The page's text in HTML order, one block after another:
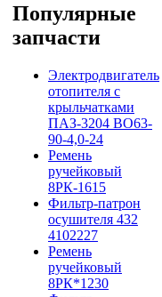
Популярные
запчасти
Электродвигатель
отопителя с
крыльчатками
ПАЗ-3204 ВО63-
90-4,0-24
Ремень
ручейковый
8РК-1615
Фильтр-патрон
осушителя 432
4102227
Ремень
ручейковый
8РК*1230